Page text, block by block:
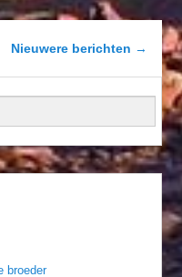
Nieuwere berichten →
broeder